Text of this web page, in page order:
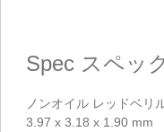
Spec スペッ
ノンオイル レッドベリ
3.97 x 3.18 x 1.90 mm